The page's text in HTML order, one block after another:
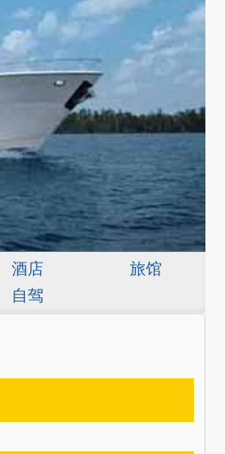
酒店
旅馆
自驾